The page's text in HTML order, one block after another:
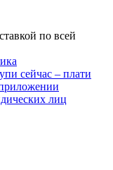
по всей
сейчас – плати
лиц